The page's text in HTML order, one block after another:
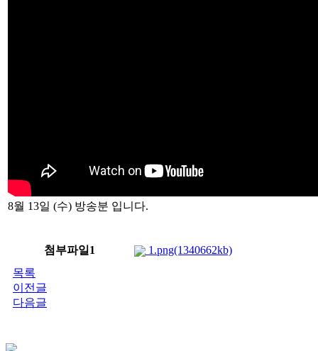
8월 13일 (수) 방송분 입니다.
첨부파일1
1.png(1340662kb)
목록
이전글
다음글